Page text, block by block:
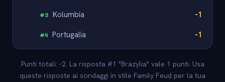
#3 Kolumbia -1
#4 Portugalia -1
Punti totali: -2. La risposta #1 "Brazylia" vale 1 punti. Usa
queste risposte ai sondaggi in stile Family Feud per la tua